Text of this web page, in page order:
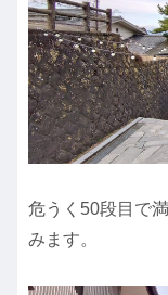
危うく50段目で
みます。